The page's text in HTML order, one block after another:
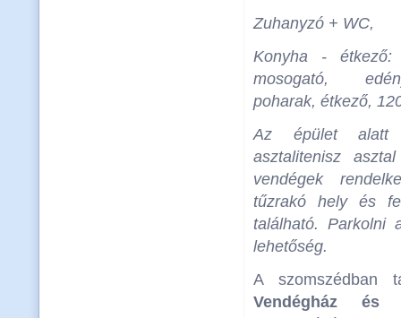
Zuhanyzó + WC,
Konyha - étkező:
mosogató,
poharak, étkező,
Az épület
asztalitenisz
vendégek
tűzrakó hely és
található. Parkolni
lehetőség.
A szomszédban
Vendégház és